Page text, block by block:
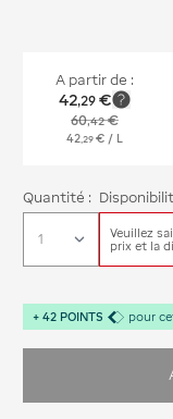
A partir de :
42,29 €
60,42€
42, 29 € / L
Quantité :
Veuillez
prix et la
+ 42 POINTS pour